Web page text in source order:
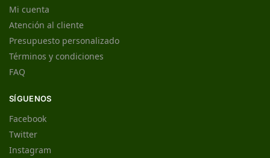
Mi cuenta
Atención al cliente
Presupuesto personalizado
Términos y condiciones
FAQ
SÍGUENOS
Facebook
Twitter
Instagram